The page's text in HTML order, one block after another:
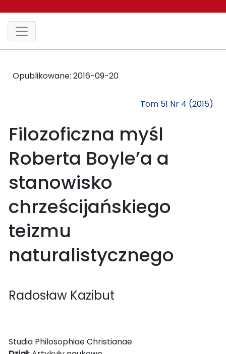
Opublikowane: 2016-09-20
Tom 51 Nr 4 (2015)
Filozoficzna myśl
Roberta Boyle’a a
stanowisko
chrześcijańskiego
teizmu
naturalistycznego
Radosław Kazibut
Studia Philosophiae Christianae